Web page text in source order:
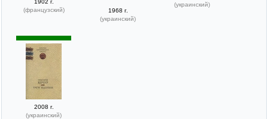
(французский)
1968 г.
(украинский)
(украинский)
2008 г.
(украинский)